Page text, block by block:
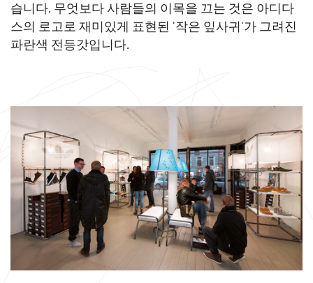
습니다. 무엇보다 사람들의 이목을 끄는 것은 아디다
스의 로고로 재미있게 표현된 '작은 잎사귀'가 그려진
파란색 전등갓입니다.